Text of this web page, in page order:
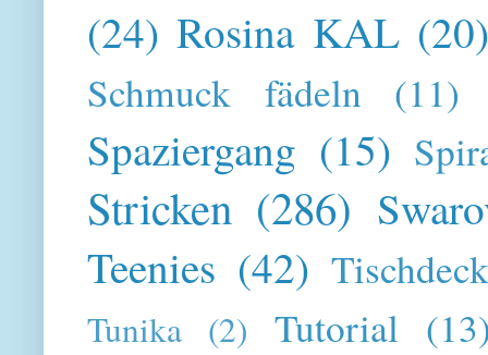
(24) Rosina KAL
Schmuck fädeln (11)
Spaziergang (15)
Stricken (286)
Teenies (42)
Tunika (2) Tutorial